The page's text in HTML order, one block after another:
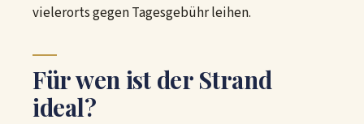
vielerorts gegen Tagesgebühr leihen.
Für wen ist der Strand
ideal?